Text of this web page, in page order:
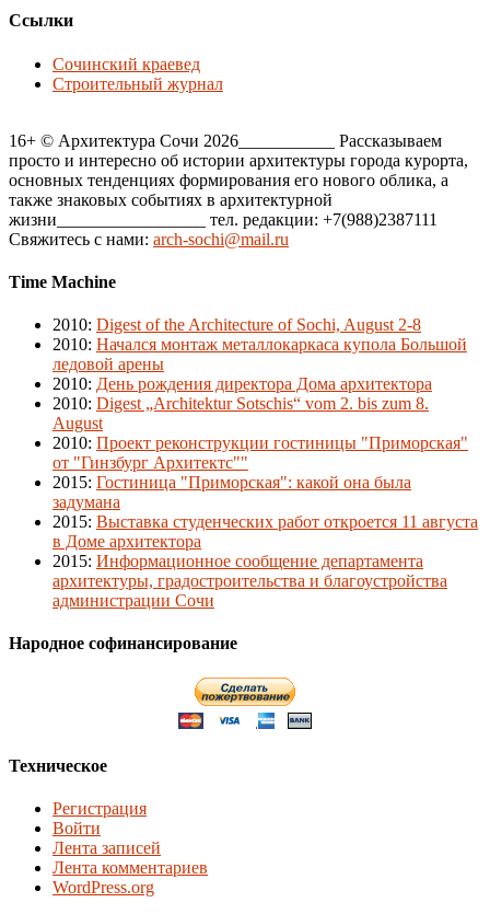
Ссылки
Сочинский краевед
Строительный журнал
16+ © Архитектура Сочи 2026___________ Рассказываем
просто и интересно об истории архитектуры города курорта,
основных тенденциях формирования его нового облика, а
также знаковых событиях в архитектурной
жизни_________________ тел. редакции: +7(988)2387111
Свяжитесь с нами: arch-sochi@mail.ru
Time Machine
2010: Digest of the Architecture of Sochi, August 2-8
2010: Начался монтаж металлокаркаса купола Большой
ледовой арены
2010: День рождения директора Дома архитектора
2010: Digest „Architektur Sotschis“ vom 2. bis zum 8.
August
2010: Проект реконструкции гостиницы "Приморская"
от "Гинзбург Архитектс""
2015: Гостиница "Приморская": какой она была
задумана
2015: Выставка студенческих работ откроется 11 августа
в Доме архитектора
2015: Информационное сообщение департамента
архитектуры, градостроительства и благоустройства
администрации Сочи
Народное софинансирование
Техническое
Регистрация
Войти
Лента записей
Лента комментариев
WordPress.org